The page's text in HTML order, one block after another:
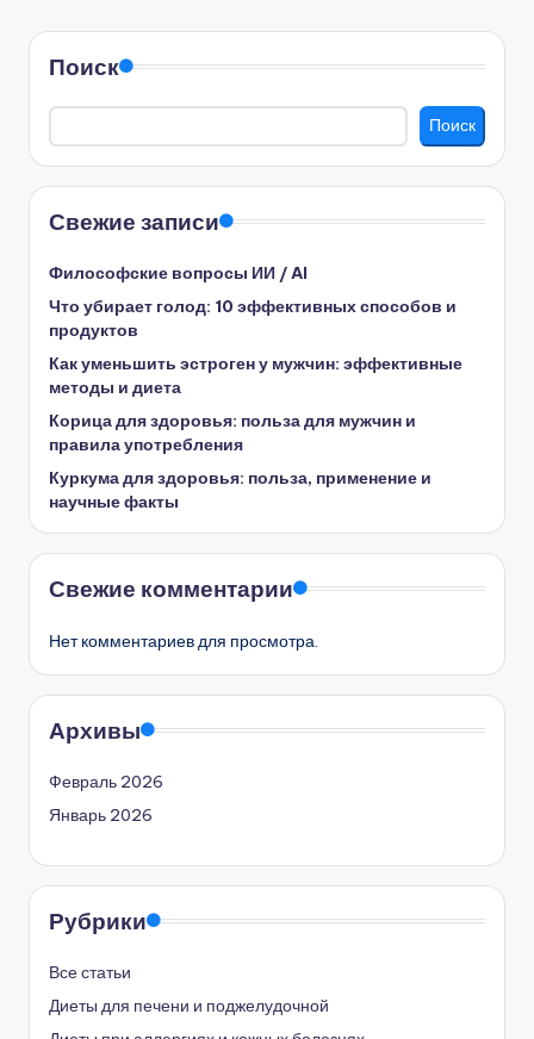
Поиск
Поиск
Свежие записи
Философские вопросы ИИ / AI
Что убирает голод: 10 эффективных способов и
продуктов
Как уменьшить эстроген у мужчин: эффективные
методы и диета
Корица для здоровья: польза для мужчин и
правила употребления
Куркума для здоровья: польза, применение и
научные факты
Свежие комментарии
Нет комментариев для просмотра.
Архивы
Февраль 2026
Январь 2026
Рубрики
Все статьи
Диеты для печени и поджелудочной